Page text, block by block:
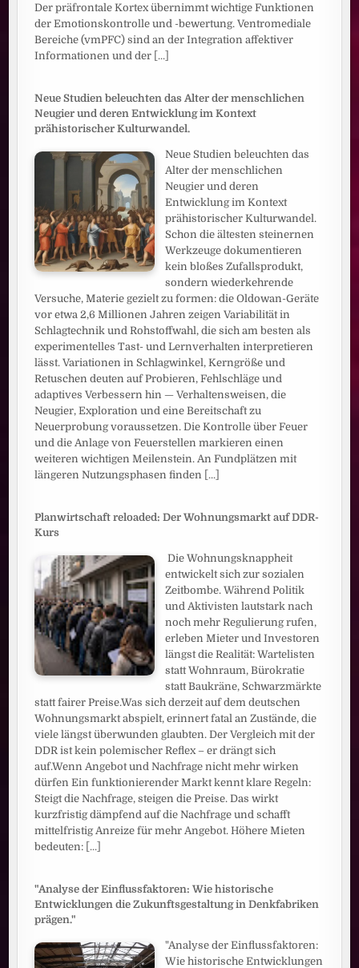
Der präfrontale Kortex übernimmt wichtige Funktionen
der Emotionskontrolle und -bewertung. Ventromediale
Bereiche (vmPFC) sind an der Integration affektiver
Informationen und der [...]
Neue Studien beleuchten das Alter der menschlichen
Neugier und deren Entwicklung im Kontext
prähistorischer Kulturwandel.
Neue Studien beleuchten das
Alter der menschlichen
Neugier und deren
Entwicklung im Kontext
prähistorischer Kulturwandel.
Schon die ältesten steinernen
Werkzeuge dokumentieren
kein bloßes Zufallsprodukt,
sondern wiederkehrende
Versuche, Materie gezielt zu formen: die Oldowan-Geräte
vor etwa 2,6 Millionen Jahren zeigen Variabilität in
Schlagtechnik und Rohstoffwahl, die sich am besten als
experimentelles Tast- und Lernverhalten interpretieren
lässt. Variationen in Schlagwinkel, Kerngröße und
Retuschen deuten auf Probieren, Fehlschläge und
adaptives Verbessern hin — Verhaltensweisen, die
Neugier, Exploration und eine Bereitschaft zu
Neuerprobung voraussetzen. Die Kontrolle über Feuer
und die Anlage von Feuerstellen markieren einen
weiteren wichtigen Meilenstein. An Fundplätzen mit
längeren Nutzungsphasen finden [...]
Planwirtschaft reloaded: Der Wohnungsmarkt auf DDR-
Kurs
Die Wohnungsknappheit
entwickelt sich zur sozialen
Zeitbombe. Während Politik
und Aktivisten lautstark nach
noch mehr Regulierung rufen,
erleben Mieter und Investoren
längst die Realität: Wartelisten
statt Wohnraum, Bürokratie
statt Baukräne, Schwarzmärkte
statt fairer Preise.Was sich derzeit auf dem deutschen
Wohnungsmarkt abspielt, erinnert fatal an Zustände, die
viele längst überwunden glaubten. Der Vergleich mit der
DDR ist kein polemischer Reflex – er drängt sich
auf.Wenn Angebot und Nachfrage nicht mehr wirken
dürfen Ein funktionierender Markt kennt klare Regeln:
Steigt die Nachfrage, steigen die Preise. Das wirkt
kurzfristig dämpfend auf die Nachfrage und schafft
mittelfristig Anreize für mehr Angebot. Höhere Mieten
bedeuten: [...]
"Analyse der Einflussfaktoren: Wie historische
Entwicklungen die Zukunftsgestaltung in Denkfabriken
prägen."
"Analyse der Einflussfaktoren:
Wie historische Entwicklungen